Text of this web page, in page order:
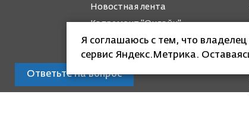
Ответьте на вопрос
Новостная лента
Капремонт "Онлайн"
Фотоотчет "до" и "после"
Я соглашаюсь с тем, что
сервис Яндекс.Метрика.